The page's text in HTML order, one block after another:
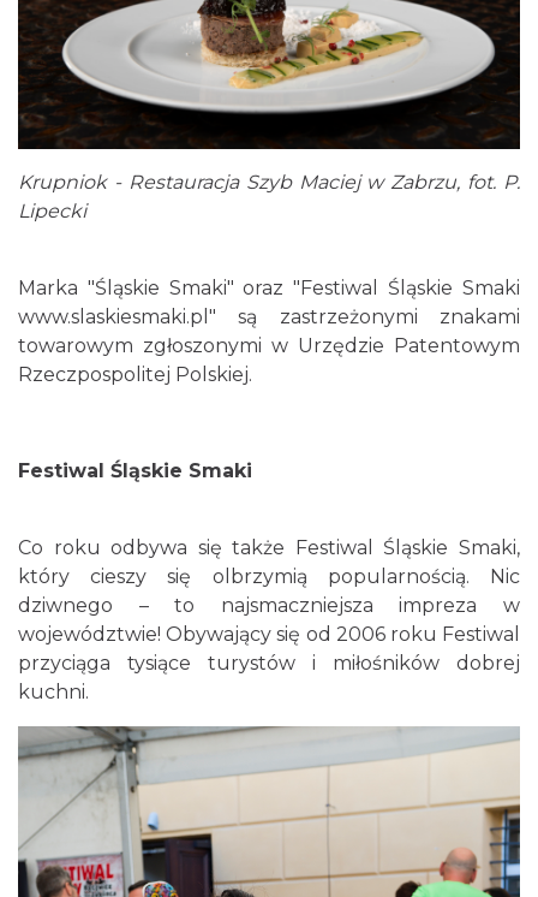
Krupniok - Restauracja Szyb Maciej w Zabrzu, fot. P.
Lipecki
Marka "Śląskie Smaki" oraz "Festiwal Śląskie Smaki
www.slaskiesmaki.pl" są zastrzeżonymi znakami
towarowym zgłoszonymi w Urzędzie Patentowym
Rzeczpospolitej Polskiej.
Festiwal Śląskie Smaki
Co roku odbywa się także Festiwal Śląskie Smaki,
który cieszy się olbrzymią popularnością. Nic
dziwnego – to najsmaczniejsza impreza w
województwie! Obywający się od 2006 roku Festiwal
przyciąga tysiące turystów i miłośników dobrej
kuchni.